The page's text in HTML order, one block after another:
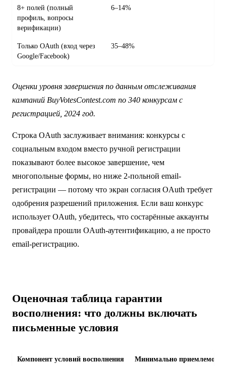
8+ полей (полный
профиль, вопросы
верификации)
6–14%
Только OAuth (вход через
Google/Facebook)
35–48%
Оценки уровня завершения по данным отслеживания
кампаний BuyVotesContest.com по 340 конкурсам с
регистрацией, 2024 год.
Строка OAuth заслуживает внимания: конкурсы с
социальным входом вместо ручной регистрации
показывают более высокое завершение, чем
многопольные формы, но ниже 2-польной email-
регистрации — потому что экран согласия OAuth требует
одобрения разрешений приложения. Если ваш конкурс
использует OAuth, убедитесь, что состарённые аккаунты
провайдера прошли OAuth-аутентификацию, а не просто
email-регистрацию.
Оценочная таблица гарантии
восполнения: что должны включать
письменные условия
Компонент условий восполнения Минимально приемлемо